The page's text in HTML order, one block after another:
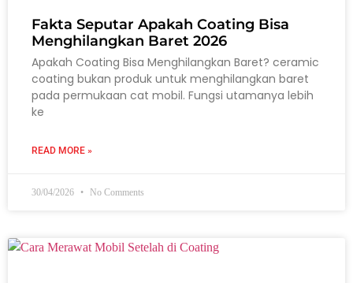
Fakta Seputar Apakah Coating Bisa
Menghilangkan Baret 2026
Apakah Coating Bisa Menghilangkan Baret? ceramic
coating bukan produk untuk menghilangkan baret
pada permukaan cat mobil. Fungsi utamanya lebih
ke
READ MORE »
30/04/2026 No Comments